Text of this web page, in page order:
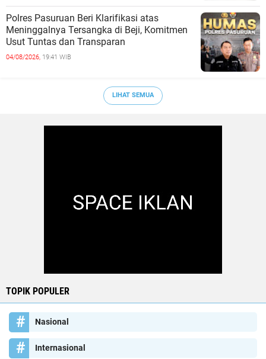
Polres Pasuruan Beri Klarifikasi atas
Meninggalnya Tersangka di Beji, Komitmen
Usut Tuntas dan Transparan
04/08/2026, 19:41 WIB
LIHAT SEMUA
TOPIK POPULER
Nasional
Internasional